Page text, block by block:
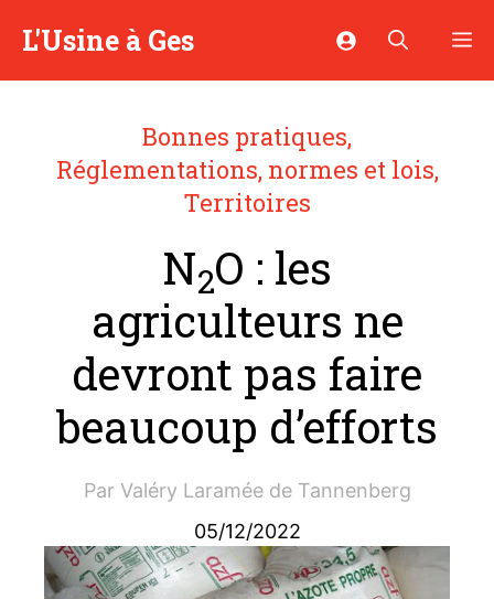
L'Usine à Ges
Bonnes pratiques,
Réglementations, normes et lois,
Territoires
N2O : les
agriculteurs ne
devront pas faire
beaucoup d’efforts
Par Valéry Laramée de Tannenberg
05/12/2022